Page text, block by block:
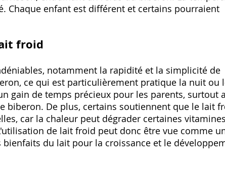
Chaque enfant est différent et certains pourraient
froid
notamment la rapidité et la simplicité de
ce qui est particulièrement pratique la nuit ou
gain de temps précieux pour les parents‚ surtout
De plus‚ certains soutiennent que le lait
car la chaleur peut dégrader certaines
de lait froid peut donc être vue comme
du lait pour la croissance et le